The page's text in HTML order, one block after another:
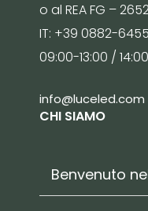
o al REA FG –
IT: +39 0882-
09:00-13:00 /
info@luceled.com
CHI SIAMO
Benvenuto